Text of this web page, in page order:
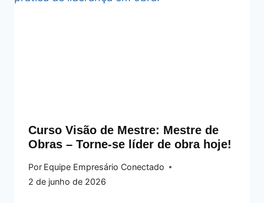
Curso Visão de Mestre: Mestre de
Obras – Torne‑se líder de obra hoje!
Por Equipe Empresário Conectado
2 de junho de 2026